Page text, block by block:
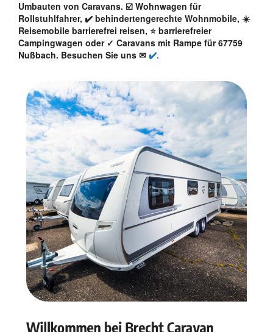
Umbauten von Caravans. ☑️ Wohnwagen für
Rollstuhlfahrer, ✔️ behindertengerechte Wohnmobile, ☀️
Reisemobile barrierefrei reisen, ⭐ barrierefreier
Campingwagen oder ✓ Caravans mit Rampe für 67759
Nußbach. Besuchen Sie uns ✉ ✔️.